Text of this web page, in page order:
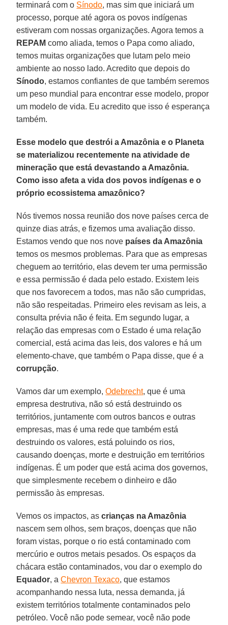
terminará com o Sínodo, mas sim que iniciará um
processo, porque até agora os povos indígenas
estiveram com nossas organizações. Agora temos a
REPAM como aliada, temos o Papa como aliado,
temos muitas organizações que lutam pelo meio
ambiente ao nosso lado. Acredito que depois do
Sínodo, estamos confiantes de que também seremos
um peso mundial para encontrar esse modelo, propor
um modelo de vida. Eu acredito que isso é esperança
também.
Esse modelo que destrói a Amazônia e o Planeta
se materializou recentemente na atividade de
mineração que está devastando a Amazônia.
Como isso afeta a vida dos povos indígenas e o
próprio ecossistema amazônico?
Nós tivemos nossa reunião dos nove países cerca de
quinze dias atrás, e fizemos uma avaliação disso.
Estamos vendo que nos nove países da Amazônia
temos os mesmos problemas. Para que as empresas
cheguem ao território, elas devem ter uma permissão
e essa permissão é dada pelo estado. Existem leis
que nos favorecem a todos, mas não são cumpridas,
não são respeitadas. Primeiro eles revisam as leis, a
consulta prévia não é feita. Em segundo lugar, a
relação das empresas com o Estado é uma relação
comercial, está acima das leis, dos valores e há um
elemento-chave, que também o Papa disse, que é a
corrupção.
Vamos dar um exemplo,Odebrecht, que é uma
empresa destrutiva, não só está destruindo os
territórios, juntamente com outros bancos e outras
empresas, mas é uma rede que também está
destruindo os valores, está poluindo os rios,
causando doenças, morte e destruição em territórios
indígenas. É um poder que está acima dos governos,
que simplesmente recebem o dinheiro e dão
permissão às empresas.
Vemos os impactos, ascrianças na Amazônia
nascem sem olhos, sem braços, doenças que não
foram vistas, porque o rio está contaminado com
mercúrio e outros metais pesados. Os espaços da
chácara estão contaminados, vou dar o exemplo do
Equador, aChevron Texaco, que estamos
acompanhando nessa luta, nessa demanda, já
existem territórios totalmente contaminados pelo
petróleo. Você não pode semear, você não pode